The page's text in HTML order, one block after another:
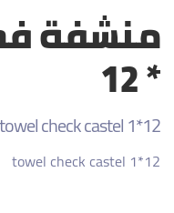
* 12
towel check castel 1*12
towel check castel 1*12